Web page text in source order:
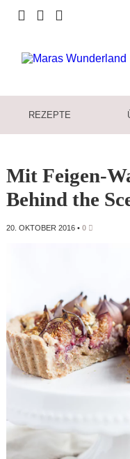
REZEPTE
Mit Feigen-
Behind the
20. OKTOBER 2016• 0